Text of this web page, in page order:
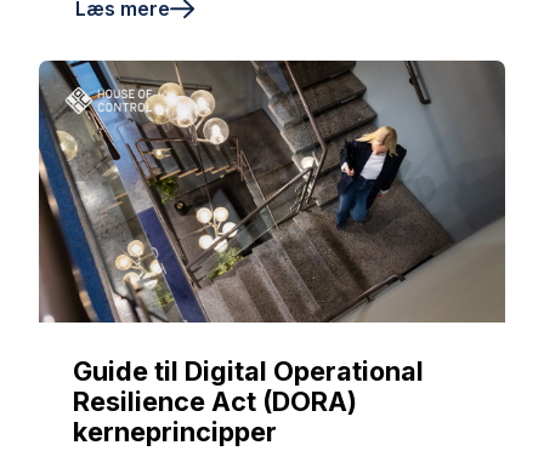
Læs mere
Guide til Digital Operational
Resilience Act (DORA)
kerneprincipper